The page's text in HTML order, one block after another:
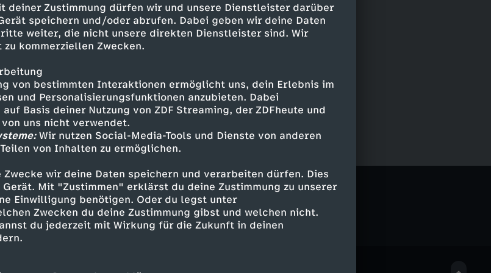
Zustimmung dürfen wir und unsere Dienstleister darüber
speichern und/oder abrufen. Dabei geben wir deine Daten
weiter, die nicht unsere direkten Dienstleister sind. Wir
kommerziellen Zwecken.
von bestimmten Interaktionen ermöglicht uns, dein Erlebnis im
und Personalisierungsfunktionen anzubieten. Dabei
Basis deiner Nutzung von ZDF Streaming, der ZDFheute und
uns nicht verwendet.
Wir nutzen Social-Media-Tools und Dienste von anderen
von Inhalten zu ermöglichen.
wir deine Daten speichern und verarbeiten dürfen. Dies
Mit "Zustimmen" erklärst du deine Zustimmung zu unserer
Einwilligung benötigen. Oder du legst unter
Zwecken du deine Zustimmung gibst und welchen nicht.
du jederzeit mit Wirkung für die Zukunft in deinen
:DDanke auch an
you I wouldve
Tutorials von Marvyn
Ov68fukAVielen
------
Coming Home
(Instrumental
Version) - Martin
(Instrumental
Version) - Kalle
Untertitel Kostas Kind